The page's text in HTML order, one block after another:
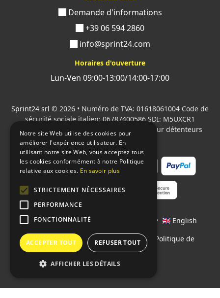
Demande d'informations
+39 06 594 2860
info@sprint24.com
Horaires d'ouverture
Lun-Ven 09:00-13:00/14:00-17:00
Sprint24 srl © 2026 • Numéro de TVA: 01618061004 Code de
sécurité sociale italien: 06787400586 SDI: M5UXCR1
Tous les logos cités sont la propriété de leur détenteurs
respectifs.
Langages: 🇮🇹 Italiano • 🇬🇧 English
Contrats • Conditions de paiement •
Politique de
confidentialité
Notre site Web utilise des cookies pour
améliorer l'expérience utilisateur. En
utilisant notre site Web, vous acceptez tous
les cookies conformément à notre Politique
relative aux cookies. En savoir plus
STRICTEMENT NÉCESSAIRES
PERFORMANCE
FONCTIONNALITÉ
ACCEPTER TOUT REFUSER TOUT
AFFICHER LES DÉTAILS